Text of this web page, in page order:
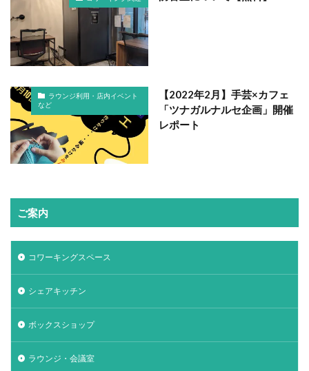
ラウンジ利用・店内イベント
など
【2022年2月】手芸×カフェ
「ツナガルナルセ企画」開催
レポート
ご案内
コワーキングスペース
シェアキッチン
ボックスショップ
ラウンジ・会議室